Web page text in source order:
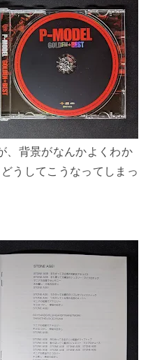
、背景がなんかよくわか
うしてこうなってしまっ